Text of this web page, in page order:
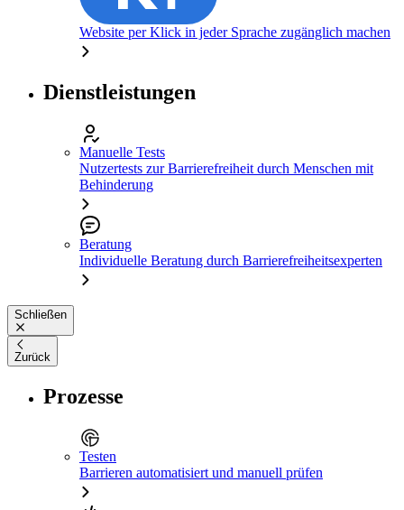
Website per Klick in jeder Sprache zugänglich machen
Dienstleistungen
Manuelle Tests
Nutzertests zur Barrierefreiheit durch Menschen mit
Behinderung
Beratung
Individuelle Beratung durch Barrierefreiheitsexperten
Schließen
Zurück
Prozesse
Testen
Barrieren automatisiert und manuell prüfen